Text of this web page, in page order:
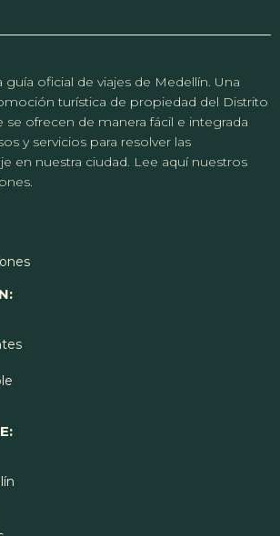
guía oficial de viajes de Medellín. Una
turística de propiedad del Distrito
se ofrecen de manera fácil e integrada
y servicios para resolver las
en nuestra ciudad. Lee aquí nuestros